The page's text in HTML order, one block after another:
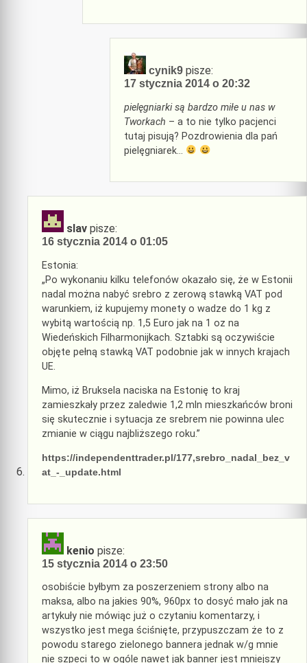
cynik9 pisze:
17 stycznia 2014 o 20:32
pielęgniarki są bardzo miłe u nas w
Tworkach – a to nie tylko pacjenci
tutaj pisują? Pozdrowienia dla pań
pielęgniarek…
slav pisze:
16 stycznia 2014 o 01:05
Estonia:
„Po wykonaniu kilku telefonów okazało się, że w Estonii
nadal można nabyć srebro z zerową stawką VAT pod
warunkiem, iż kupujemy monety o wadze do 1 kg z
wybitą wartością np. 1,5 Euro jak na 1 oz na
Wiedeńskich Filharmonijkach. Sztabki są oczywiście
objęte pełną stawką VAT podobnie jak w innych krajach
UE.
Mimo, iż Bruksela naciska na Estonię to kraj
zamieszkały przez zaledwie 1,2 mln mieszkańców broni
się skutecznie i sytuacja ze srebrem nie powinna ulec
zmianie w ciągu najbliższego roku.”
https://independenttrader.pl/177,srebro_nadal_bez_v
at_-_update.html
kenio pisze:
15 stycznia 2014 o 23:50
osobiście byłbym za poszerzeniem strony albo na
maksa, albo na jakies 90%, 960px to dosyć mało jak na
artykuły nie mówiąc już o czytaniu komentarzy, i
wszystko jest mega ściśnięte, przypuszczam że to z
powodu starego zielonego bannera jednak w/g mnie
nie szpeci to w ogóle nawet jak banner jest mniejszy